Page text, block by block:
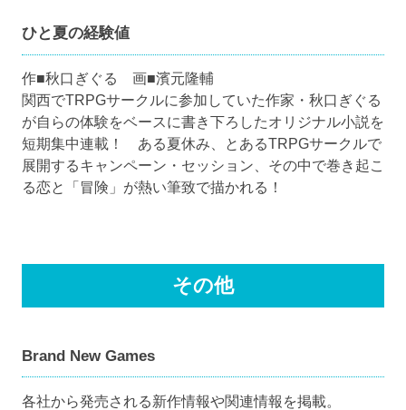
ひと夏の経験値
作■秋口ぎぐる 画■濱元隆輔
関西でTRPGサークルに参加していた作家・秋口ぎぐる
が自らの体験をベースに書き下ろしたオリジナル小説を
短期集中連載！ ある夏休み、とあるTRPGサークルで
展開するキャンペーン・セッション、その中で巻き起こ
る恋と「冒険」が熱い筆致で描かれる！
その他
Brand New Games
各社から発売される新作情報や関連情報を掲載。